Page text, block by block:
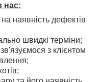
нас:
наявність дефектів
швидкі терміни;
з клієнтом